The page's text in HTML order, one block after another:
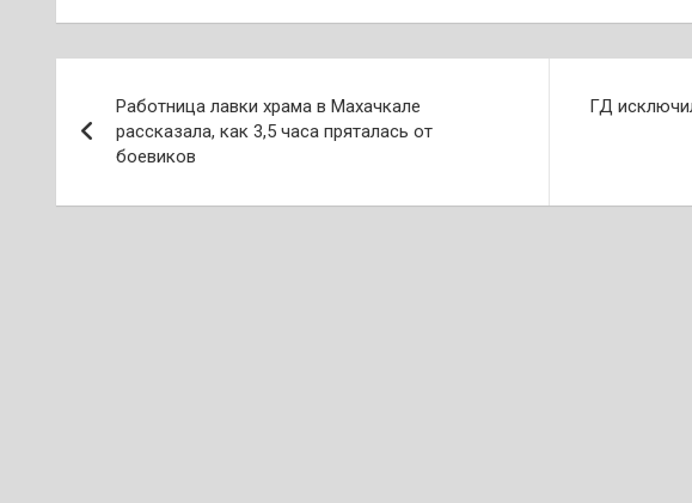
по
Работница лавки храма в Махачкале
рассказала, как 3,5 часа пряталась от
боевиков
ГД